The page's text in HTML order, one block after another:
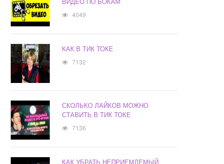
4049
КАК В ТИК ТОКЕ
7132
СКОЛЬКО ЛАЙКОВ МОЖНО
СТАВИТЬ В ТИК ТОКЕ
7136
КАК УБРАТЬ НЕПРИЕМЛЕМЫЙ